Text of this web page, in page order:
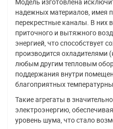
надежных материалов, имея
перекрестные каналы. В них
приточного и вытяжного
энергией, что способствует
производится охладителями
любым другим тепловым
поддержания внутри
благоприятных
Такие агрегаты в
электроэнергию,
уровень шума, что стало